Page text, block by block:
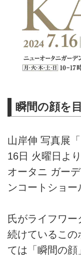
瞬間の顔を
山岸伸 写真展
16日 火曜日よ
オータニ ガー
ンコートショー
氏がライフワ
続けているこの
ては「瞬間の顔